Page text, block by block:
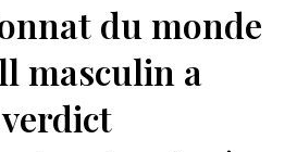
du monde
masculin a